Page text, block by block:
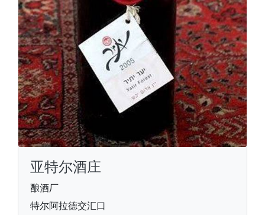
亚特尔酒庄
酿酒厂
特尔阿拉德交汇口